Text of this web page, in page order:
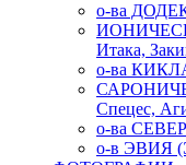
о-ва
Итака,
о-ва
Спецес,
о-ва
о-в ЭВИЯ